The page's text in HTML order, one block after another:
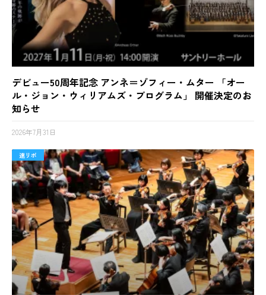
デビュー50周年記念 アンネ＝ゾフィー・ムター 「オー
ル・ジョン・ウィリアムズ・プログラム」 開催決定のお
知らせ
2026年7月31日
速リポ